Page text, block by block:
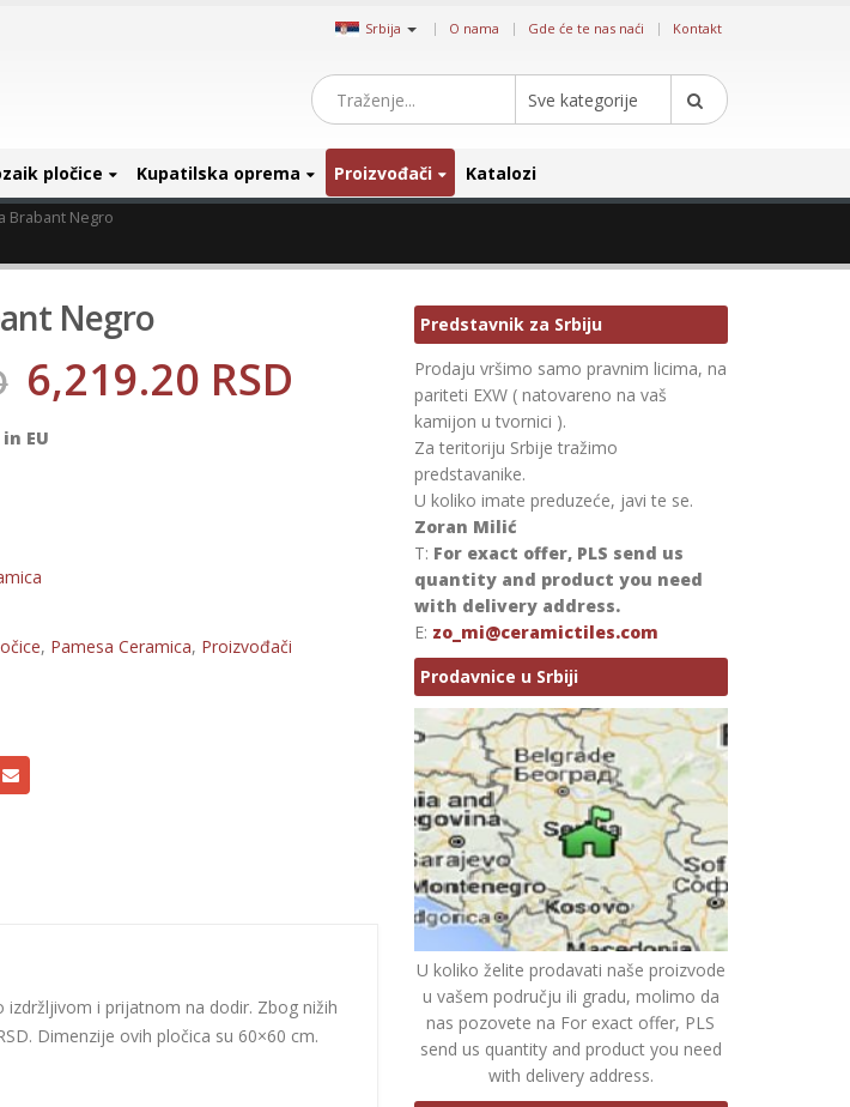
Srbija | O nama Gde će te nas naći Kontakt
Sve kategorije
pločice Kupatilska oprema Proizvođači Katalozi
Brabant Negro
Negro
6,219.20 RSD
EU
, Pamesa Ceramica, Proizvođači
izdržljivom i prijatnom na dodir. Zbog nižih
Dimenzije ovih pločica su 60×60 cm.
Predstavnik za Srbiju
Prodaju vršimo samo pravnim licima, na
pariteti EXW ( natovareno na vaš
kamijon u tvornici ).
Za teritoriju Srbije tražimo
predstavanike.
U koliko imate preduzeće, javi te se.
Zoran Milić
T: For exact offer, PLS send us
quantity and product you need
with delivery address.
E: zo_mi@ceramictiles.com
Prodavnice u Srbiji
U koliko želite prodavati naše proizvode
u vašem području ili gradu, molimo da
nas pozovete na For exact offer, PLS
send us quantity and product you need
with delivery address.